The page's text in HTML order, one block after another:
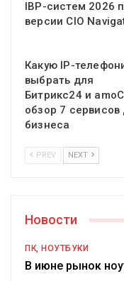
IBP-систем 2026
версии CIO
Какую IP-
выбрать для
Битрикс24 и
обзор 7 сервисов
бизнеса
PREV NEXT
Новости
ПК, НОУТБУКИ
В июне рынок